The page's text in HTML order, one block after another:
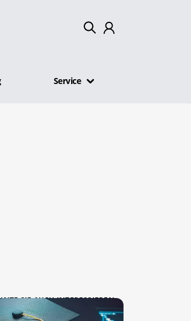
Service
SIE AUCH INTERESSIEREN: